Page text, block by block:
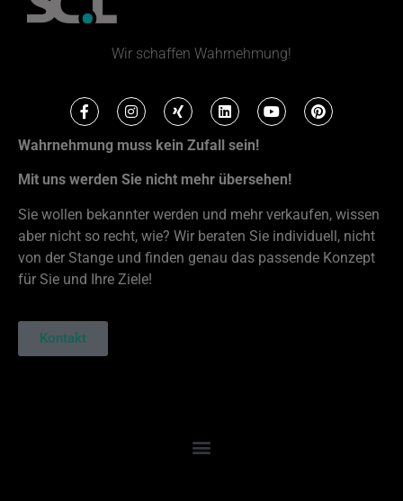
Wir schaffen Wahrnehmung!
Wahrnehmung muss kein Zufall sein!
Mit uns werden Sie nicht mehr übersehen!
Sie wollen bekannter werden und mehr verkaufen, wissen
aber nicht so recht, wie? Wir beraten Sie individuell, nicht
von der Stange und finden genau das passende Konzept
für Sie und Ihre Ziele!
Kontakt